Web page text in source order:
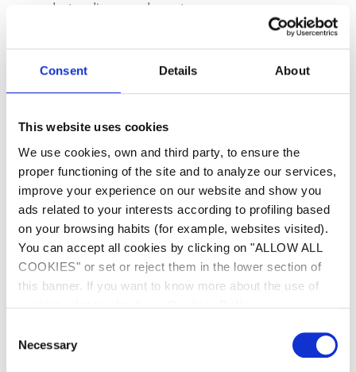
Consent Details About
This website uses cookies
We use cookies, own and third party, to ensure the
proper functioning of the site and to analyze our services,
improve your experience on our website and show you
ads related to your interests according to profiling based
on your browsing habits (for example, websites visited).
You can accept all cookies by clicking on "ALLOW ALL
COOKIES" or set or reject them in the lower section of
this banner. If you want to know more about the use of
Selection
Necessary
producten die ze produceert.
Robotreinigers Filters
Waterbehandeling Verwarming